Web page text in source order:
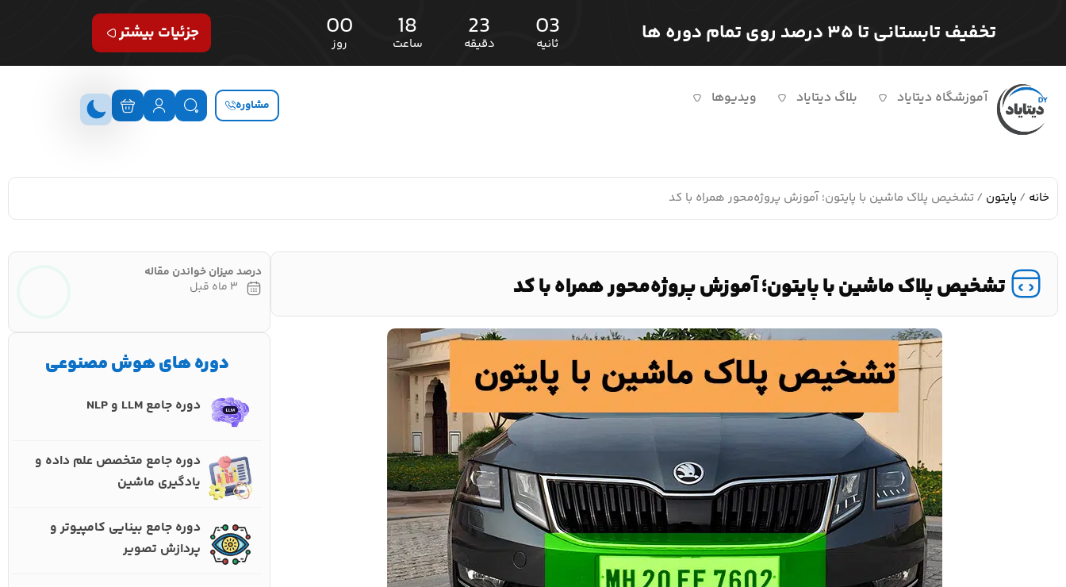
تخفیف تابستانی تا ۳۵ درصد روی تمام دوره ها 00
روز
18
ساعت
23
دقیقه
01
ثانیه جزئیات بیشتر
مشاوره آموزشگاه دیتایاد بلاگ دیتایاد ویدیوها
خانه / پایتون / تشخیص پلاک ماشین با پایتون؛ آموزش پروژه‌محور همراه با کد
تشخیص پلاک ماشین با پایتون؛ آموزش پروژه‌محور همراه با کد
درصد میزان خواندن مقاله
۳ ماه قبل
دوره های هوش مصنوعی
دوره جامع LLM و NLP
دوره جامع متخصص علم داده و
یادگیری ماشین
دوره جامع بینایی کامپیوتر و
پردازش تصویر